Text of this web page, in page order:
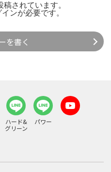
されています。
インが必要です。
を書く
ハード&
グリーン
パワー